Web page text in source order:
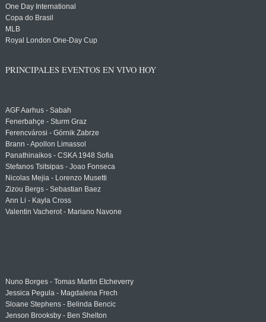
One Day International
Copa do Brasil
MLB
Royal London One-Day Cup
PRINCIPALES EVENTOS EN VIVO HOY
AGF Aarhus - Sabah
Fenerbahçe - Sturm Graz
Ferencvárosi - Górnik Zabrze
Brann - Apollon Limassol
Panathinaikos - CSKA 1948 Sofia
Stefanos Tsitsipas - Joao Fonseca
Nicolas Mejia - Lorenzo Musetti
Zizou Bergs - Sebastian Baez
Ann Li - Kayla Cross
Valentin Vacherot - Mariano Navone
Nuno Borges - Tomas Martin Etcheverry
Jessica Pegula - Magdalena Frech
Sloane Stephens - Belinda Bencic
Jenson Brooksby - Ben Shelton